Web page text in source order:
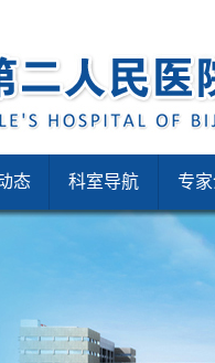
态 科室导航 专